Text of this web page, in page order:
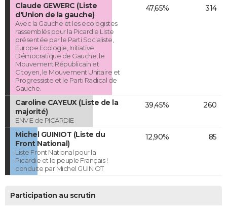
Claude GEWERC (Liste
d'Union de la gauche)
Avec la Gauche et les ecologistes
rassemblés pour la Picardie Liste
présentée par le Parti Socialiste,
Europe Ecologie, Initiative
Démocratique de Gauche, le
Mouvement Républicain et
Citoyen, le Mouvement Unitaire et
Progressiste et le Parti Radical de
Gauche.
47,65% 314
Caroline CAYEUX (Liste de la
majorité)
ENVIE de PICARDIE
39,45% 260
Michel GUINIOT (Liste du
Front National)
Liste Front National pour la
Picardie et le peuple Français !
conduite par Michel GUINIOT
12,90% 85
Participation au scrutin